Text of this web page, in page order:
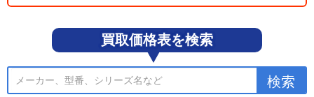
買取価格表を検索